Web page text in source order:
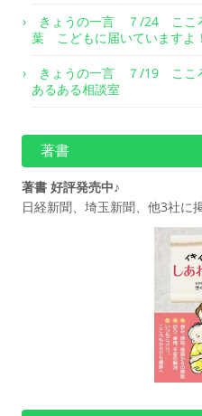
きょうの一言 ７/24 ここ
葉 こどもに届いています
きょうの一言 ７/19 ここ
あるある相談室
著書
著書 好評発売中♪
日経新聞、埼玉新聞、他3社に